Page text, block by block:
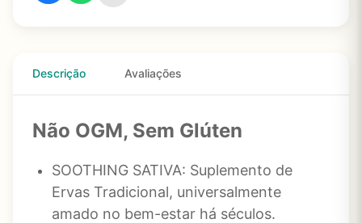
Descrição Avaliações
Não OGM, Sem Glúten
SOOTHING SATIVA: Suplemento de
Ervas Tradicional, universalmente
amado no bem-estar há séculos.